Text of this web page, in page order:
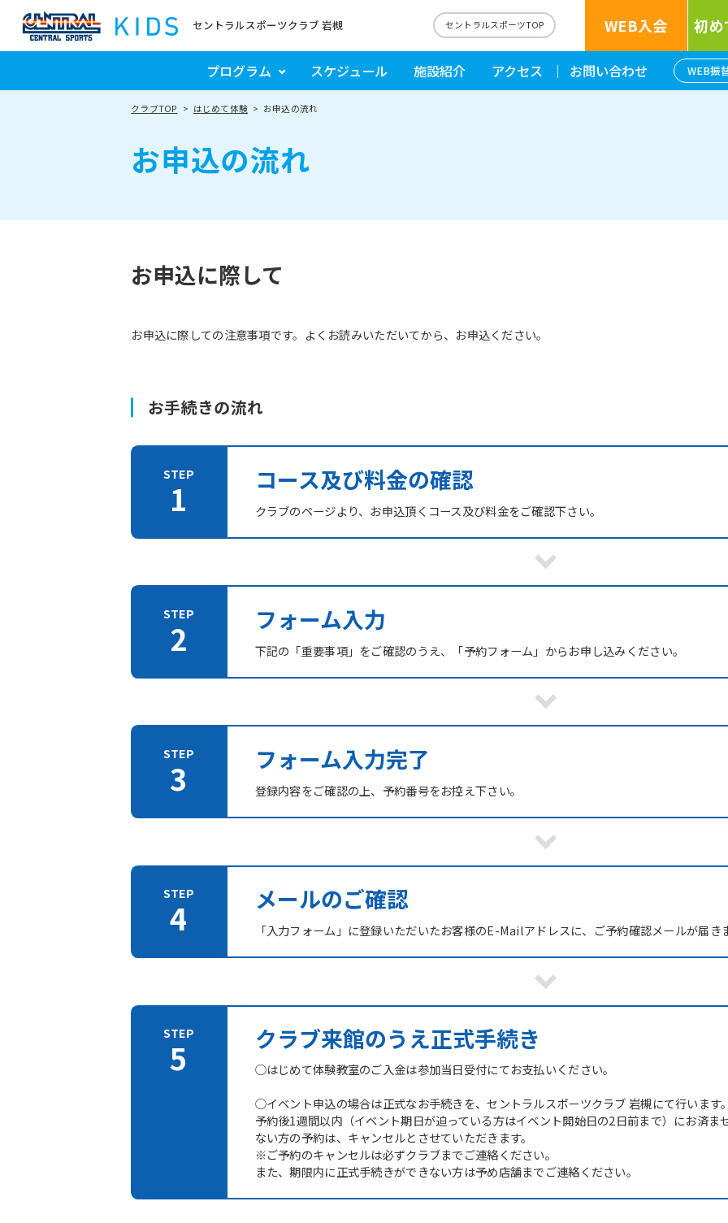
セントラルスポーツクラブ 岩槻 セントラルスポーツTOP WEB入会 初
プログラム スケジュール 施設紹介 アクセス お問い合わせ WEB振
クラブTOP はじめて体験 お申込の流れ
お申込の流れ
お申込に際して
お申込に際しての注意事項です。よくお読みいただいてから、お申込ください。
お手続きの流れ
コース及び料金の確認
クラブのページより、お申込頂くコース及び料金をご確認下さい。
フォーム入力
下記の「重要事項」をご確認のうえ、「予約フォーム」からお申し込みください。
フォーム入力完了
登録内容をご確認の上、予約番号をお控え下さい。
メールのご確認
「入力フォーム」に登録いただいたお客様のE-Mailアドレスに、ご予約確認メールが届き
クラブ来館のうえ正式手続き
○はじめて体験教室のご入金は参加当日受付にてお支払いください。
○イベント申込の場合は正式なお手続きを、セントラルスポーツクラブ 岩槻にて行います
予約後1週間以内（イベント期日が迫っている方はイベント開始日の2日前まで）にお済
ない方の予約は、キャンセルとさせていただきます。
※ご予約のキャンセルは必ずクラブまでご連絡ください。
また、期限内に正式手続きができない方は予め店舗までご連絡ください。